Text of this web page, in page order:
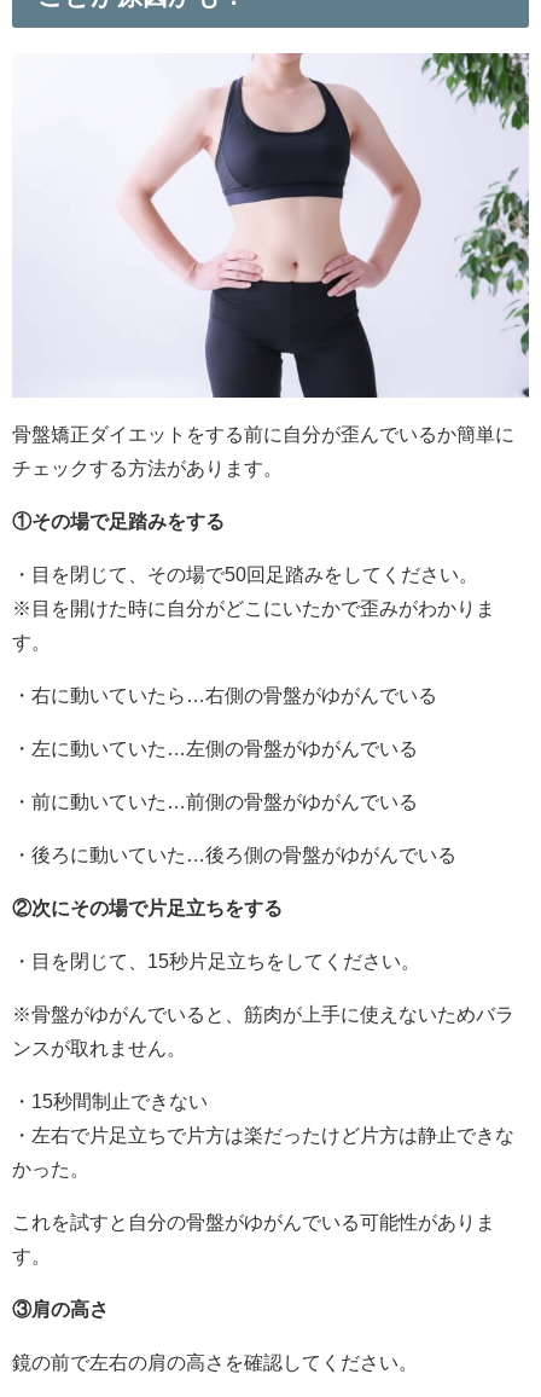
骨盤矯正ダイエットをする前に自分が歪んでいるか簡単に
チェックする方法があります。
①その場で足踏みをする
・目を閉じて、その場で50回足踏みをしてください。
※目を開けた時に自分がどこにいたかで歪みがわかりま
す。
・右に動いていたら…右側の骨盤がゆがんでいる
・左に動いていた…左側の骨盤がゆがんでいる
・前に動いていた…前側の骨盤がゆがんでいる
・後ろに動いていた…後ろ側の骨盤がゆがんでいる
②次にその場で片足立ちをする
・目を閉じて、15秒片足立ちをしてください。
※骨盤がゆがんでいると、筋肉が上手に使えないためバラ
ンスが取れません。
・15秒間制止できない
・左右で片足立ちで片方は楽だったけど片方は静止できな
かった。
これを試すと自分の骨盤がゆがんでいる可能性がありま
す。
③肩の高さ
鏡の前で左右の肩の高さを確認してください。